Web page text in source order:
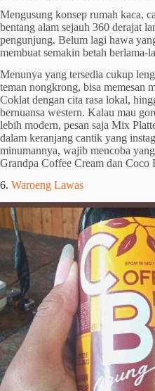
Mengusung konsep rumah kaca,
bentang alam sejauh 360 derajat
pengunjung. Belum lagi hawa
membuat semakin betah berlama-
Menunya yang tersedia cukup
teman nongkrong, bisa memesan
Coklat dengan cita rasa lokal,
bernuansa western. Kalau mau
lebih modern, pesan saja Mix
dalam keranjang cantik yang
minumannya, wajib mencoba
Grandpa Coffee Cream dan Coco
6. Waroeng Lawas